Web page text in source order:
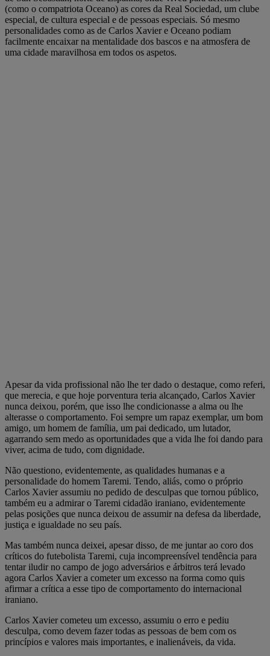
(como o compatriota Oceano) as cores da Real Sociedad, um clube
especial, de cultura especial e de pessoas especiais. Só mesmo
personalidades como as de Carlos Xavier e Oceano podiam
facilmente encaixar na mentalidade dos bascos e na atmosfera de
uma cidade maravilhosa em todos os aspetos.
Apesar da vida profissional não lhe ter dado o destaque, como referi,
que merecia, e que hoje porventura teria alcançado, Carlos Xavier
nunca deixou, porém, que isso lhe condicionasse a alma ou lhe
alterasse o comportamento. Foi sempre um rapaz exemplar, um bom
amigo, um homem de família, um pai dedicado, um lutador,
agarrando sem medo as oportunidades que a vida lhe foi dando para
viver, acima de tudo, com dignidade.
Não questiono, evidentemente, as qualidades humanas e a
personalidade do homem Taremi. Tendo, aliás, como o próprio
Carlos Xavier assumiu no pedido de desculpas que tornou público,
também eu a admirar o Taremi cidadão iraniano, evidentemente
pelas posições que nunca deixou de assumir na defesa da liberdade,
justiça e igualdade no seu país.
Mas também nunca deixei, apesar disso, de me juntar ao coro dos
críticos do futebolista Taremi, cuja incompreensível tendência para
tentar iludir no campo de jogo adversários e árbitros terá levado
agora Carlos Xavier a cometer um excesso na forma como quis
afirmar a crítica a esse tipo de comportamento do internacional
iraniano.
Carlos Xavier cometeu um excesso, assumiu o erro e pediu
desculpa, como devem fazer todas as pessoas de bem com os
princípios e valores mais importantes, e inalienáveis, da vida.